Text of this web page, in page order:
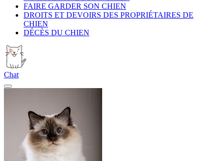
FAIRE GARDER SON CHIEN
DROITS ET DEVOIRS DES PROPRIÉTAIRES DE
CHIEN
DÉCÈS DU CHIEN
Chat